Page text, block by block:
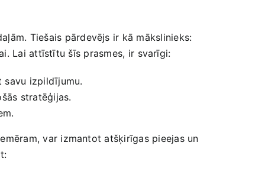
Tiešais pārdevējs ir kā mākslinieks:
Lai attīstītu šīs prasmes, ​ir ⁢svarīgi:
savu izpildījumu.
stratēģijas.
var izmantot atšķirīgas pieejas un